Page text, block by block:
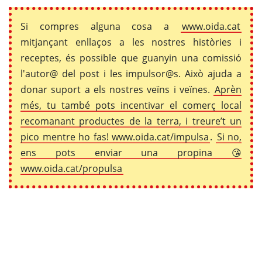
Si compres alguna cosa a www.oida.cat
mitjançant enllaços a les nostres històries i
receptes, és possible que guanyin una comissió
l'autor@ del post i les impulsor@s. Això ajuda a
donar suport a els nostres veïns i veïnes. Aprèn
més, tu també pots incentivar el comerç local
recomanant productes de la terra, i treure’t un
pico mentre ho fas! www.oida.cat/impulsa. Si no,
ens pots enviar una propina 😘
www.oida.cat/propulsa